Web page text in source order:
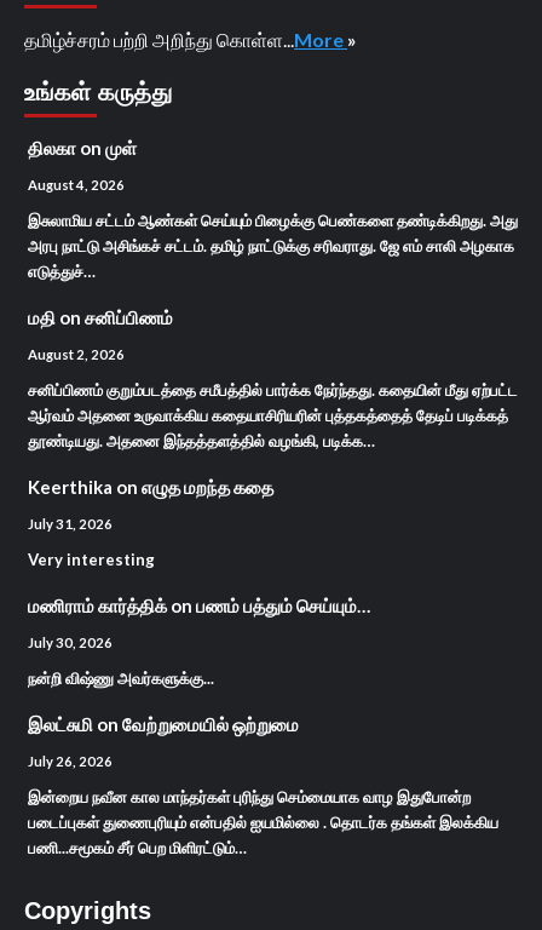
தமிழ்ச்சரம் பற்றி அறிந்து கொள்ள... More »
உங்கள் கருத்து
திலகா on முள்
August 4, 2026
இசுலாமிய சட்டம் ஆண்கள் செய்யும் பிழைக்கு பெண்களை தண்டிக்கிறது. அது
அரபு நாட்டு அசிங்கச் சட்டம். தமிழ் நாட்டுக்கு சரிவராது. ஜே எம் சாலி அழகாக
எடுத்துச்…
மதி on சனிப்பிணம்
August 2, 2026
சனிப்பிணம் குறும்படத்தை சமீபத்தில் பார்க்க நேர்ந்தது. கதையின் மீது ஏற்பட்ட
ஆர்வம் அதனை உருவாக்கிய கதையாசிரியரின் புத்தகத்தைத் தேடிப் படிக்கத்
தூண்டியது. அதனை இந்தத்தளத்தில் வழங்கி, படிக்க…
Keerthika on எழுத மறந்த கதை
July 31, 2026
Very interesting
மணிராம் கார்த்திக்on பணம் பத்தும் செய்யும்…
July 30, 2026
நன்றி விஷ்ணு அவர்களுக்கு...
இலட்சுமி on வேற்றுமையில் ஒற்றுமை
July 26, 2026
இன்றைய நவீன கால மாந்தர்கள் புரிந்து செம்மையாக வாழ இதுபோன்ற
படைப்புகள் துணைபுரியும் என்பதில் ஐயமில்லை . தொடர்க தங்கள் இலக்கிய
பணி...சமூகம் சீர் பெற மிளிரட்டும்…
Copyrights